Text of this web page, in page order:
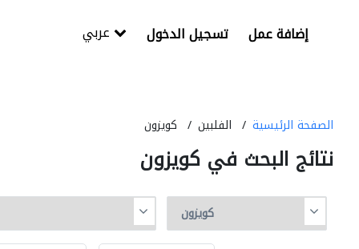
تسجيل الدخول إضافة عمل
الصفحة الرئيسية الفلبين كويزون
نتائج البحث في كويزون